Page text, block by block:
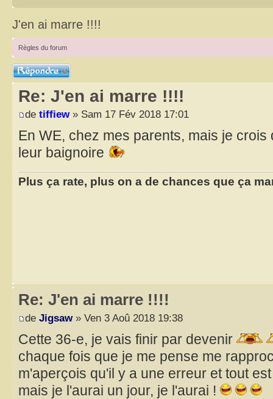
J'en ai marre !!!!
Règles du forum
Répondre
Re: J'en ai marre !!!!
de tiffiew» Sam 17 Fév 2018 17:01
En WE, chez mes parents, mais je
leur baignoire
Plus ça rate, plus on a de chances que ça
Re: J'en ai marre !!!!
de Jigsaw» Ven 3 Aoû 2018 19:38
Cette 36-e, je vais finir par devenir
chaque fois que je me pense me
m'aperçois qu'il y a une erreur et tout
mais je l'aurai un jour, je l'aurai !